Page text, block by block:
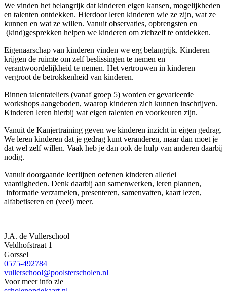
We vinden het belangrijk dat kinderen eigen kansen, mogelijkheden
en talenten ontdekken. Hierdoor leren kinderen wie ze zijn, wat ze
kunnen en wat ze willen. Vanuit observaties, opbrengsten en
(kind)gesprekken helpen we kinderen om zichzelf te ontdekken.
Eigenaarschap van kinderen vinden we erg belangrijk. Kinderen
krijgen de ruimte om zelf beslissingen te nemen en
verantwoordelijkheid te nemen. Het vertrouwen in kinderen
vergroot de betrokkenheid van kinderen.
Binnen talentateliers (vanaf groep 5) worden er gevarieerde
workshops aangeboden, waarop kinderen zich kunnen inschrijven.
Kinderen leren hierbij wat eigen talenten en voorkeuren zijn.
Vanuit de Kanjertraining geven we kinderen inzicht in eigen gedrag.
We leren kinderen dat je gedrag kunt veranderen, maar dan moet je
dat wel zelf willen. Vaak heb je dan ook de hulp van anderen daarbij
nodig.
Vanuit doorgaande leerlijnen oefenen kinderen allerlei
vaardigheden. Denk daarbij aan samenwerken, leren plannen,
informatie verzamelen, presenteren, samenvatten, kaart lezen,
alfabetiseren en (veel) meer.
J.A. de Vullerschool
Veldhofstraat 1
Gorssel
0575-492784
vullerschool@poolsterscholen.nl
Voor meer info zie